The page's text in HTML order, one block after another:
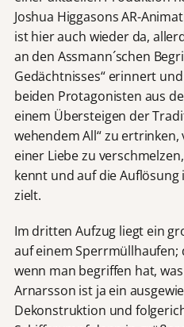
Joshua Higgasons AR-
ist hier auch wieder da,
an den Assmann´schen
Gedächtnisses“ erinnert
beiden Protagonisten aus
einem Übersteigen der
wehendem All“ zu
einer Liebe zu
kennt und auf die Auflösung
zielt.
Im dritten Aufzug liegt ein
auf einem
wenn man begriffen hat,
Arnarsson ist ja ein
Dekonstruktion und